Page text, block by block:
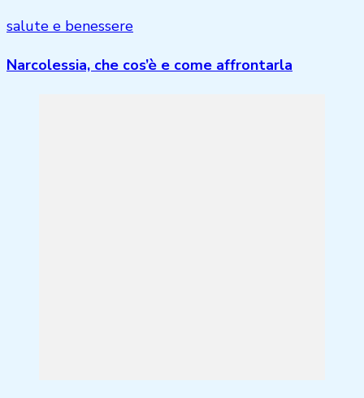
salute e benessere
Narcolessia, che cos’è e come affrontarla